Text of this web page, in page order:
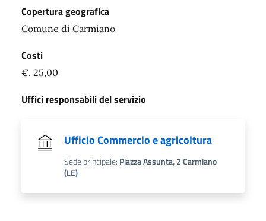
Copertura geografica
Comune di Carmiano
Costi
€. 25,00
Uffici responsabili del servizio
Ufficio Commercio e agricoltura
Sede principale: Piazza Assunta, 2 Carmiano
(LE)